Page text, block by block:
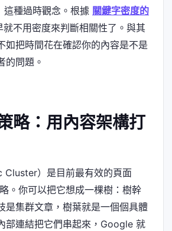
種過時觀念。根據 關鍵字密度的
就不用密度來判斷相關性了。與其
如把時間花在確認你的內容是不是
的問題。
略：用內容架構打
Cluster）是目前最有效的頁面
。你可以把它想成一棵樹：樹幹
是集群文章，樹葉就是一個個具體
部連結把它們串起來，Google 就